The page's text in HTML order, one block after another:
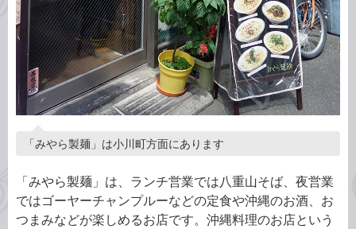
「みやら製麺」は小川町方面にあります
「みやら製麺」は、ランチ営業では八重山そば、夜営業
ではゴーヤーチャンプルーなどの定食や沖縄のお酒、お
つまみなどが楽しめるお店です。沖縄料理のお店という